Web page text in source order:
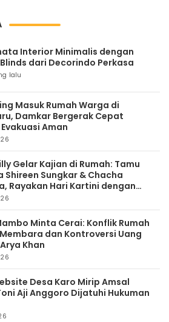
Interior Minimalis dengan
dari Decorindo Perkasa
lalu
Masuk Rumah Warga di
Damkar Bergerak Cepat
Aman
Gelar Kajian di Rumah: Tamu
Shireen Sungkar & Chacha
Rayakan Hari Kartini dengan
Minta Cerai: Konflik Rumah
dan Kontroversi Uang
Khan
Desa Karo Mirip Amsal
Aji Anggoro Dijatuhi Hukuman